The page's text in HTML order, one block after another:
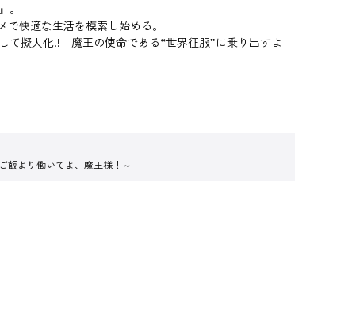
快適な生活を模索し始める。
て擬人化!! 魔王の使命である“世界征服”に乗り出すよ
飯より働いてよ、魔王様！～